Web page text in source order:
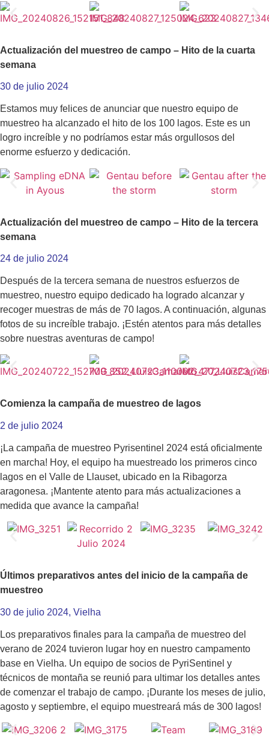
Actualización del muestreo de campo – Hito de la cuarta
semana
30 de julio 2024
Estamos muy felices de anunciar que nuestro equipo de
muestreo ha alcanzado el hito de los 100 lagos. Este es un
logro increíble y no podríamos estar más orgullosos del
enorme esfuerzo y dedicación.
Actualización del muestreo de campo – Hito de la tercera
semana
24 de julio 2024
Después de la tercera semana de nuestros esfuerzos de
muestreo, nuestro equipo dedicado ha logrado alcanzar y
recoger muestras de más de 70 lagos. A continuación, algunas
fotos de su increíble trabajo. ¡Estén atentos para más detalles
sobre nuestras aventuras de campo!
Comienza la campaña de muestreo de lagos
2 de julio 2024
¡La campaña de muestreo Pyrisentinel 2024 está oficialmente
en marcha! Hoy, el equipo ha muestreado los primeros cinco
lagos en el Valle de Llauset, ubicado en la Ribagorza
aragonesa. ¡Mantente atento para más actualizaciones a
medida que avance la campaña!
Últimos preparativos antes del inicio de la campaña de
muestreo
30 de julio 2024, Vielha
Los preparativos finales para la campaña de muestreo del
verano de 2024 tuvieron lugar hoy en nuestro campamento
base en Vielha. Un equipo de socios de PyriSentinel y
técnicos de montaña se reunió para ultimar los detalles antes
de comenzar el trabajo de campo. ¡Durante los meses de julio,
agosto y septiembre, el equipo muestreará más de 300 lagos!